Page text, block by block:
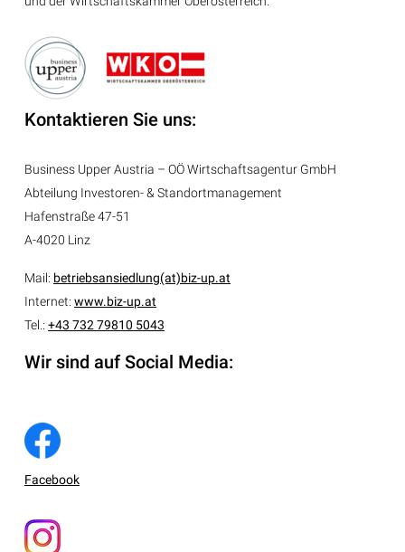
Kontaktieren Sie uns:
Business Upper Austria – OÖ Wirtschaftsagentur GmbH
Abteilung Investoren- & Standortmanagement
Hafenstraße 47-51
A-4020 Linz
Mail: betriebsansiedlung(at)biz-up.at
Internet: www.biz-up.at
Tel.: +43 732 79810 5043
Wir sind auf Social Media:
Facebook